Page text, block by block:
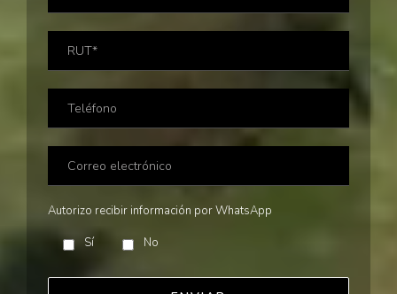
Autorizo recibir información por WhatsApp
Sí
No